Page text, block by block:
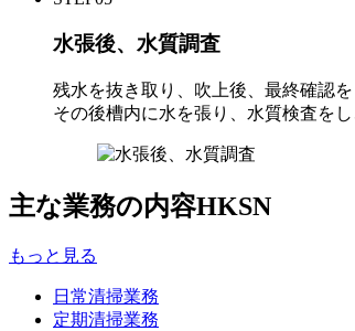
水張後、水質調査
残水を抜き取り、吹上後、最終確認を
その後槽内に水を張り、水質検査をし
主な業務の内容HKSN
もっと見る
日常清掃業務
定期清掃業務